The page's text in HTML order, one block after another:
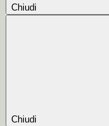
Chiudi
Chiudi